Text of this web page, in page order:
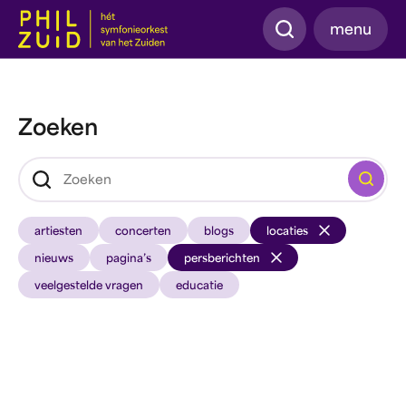
Zoeken
menu
Zoeken
Zoeken
artiesten concerten blogs locaties
nieuws pagina’s persberichten
veelgestelde vragen educatie